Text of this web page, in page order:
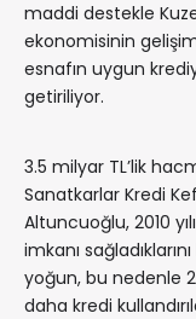
maddi destekle
ekonomisinin
esnafın uygun
getiriliyor.
3.5 milyar TL’lik
Sanatkarlar Kredi
Altuncuoğlu, 2010
imkanı
yoğun, bu nedenle
daha kredi